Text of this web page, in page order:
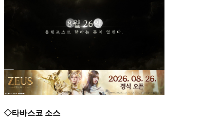
◇타바스코 소스